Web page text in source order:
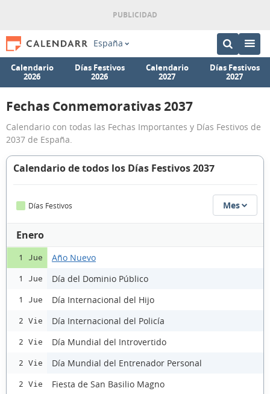
España
Calendario
2026
Días Festivos
2026
Calendario
2027
Días Festivos
2027
Fechas Conmemorativas 2037
Calendario con todas las Fechas Importantes y Días Festivos de
2037 de España.
Calendario de todos los Días Festivos 2037
Días Festivos Mes
Enero
1 Jue Año Nuevo
1 Jue Día del Dominio Público
1 Jue Día Internacional del Hijo
2 Vie Día Internacional del Policía
2 Vie Día Mundial del Introvertido
2 Vie Día Mundial del Entrenador Personal
2 Vie Fiesta de San Basilio Magno